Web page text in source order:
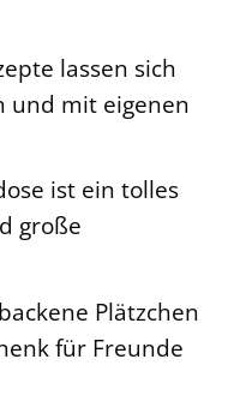
lassen sich
und mit eigenen
ist ein tolles
große
Plätzchen
für Freunde